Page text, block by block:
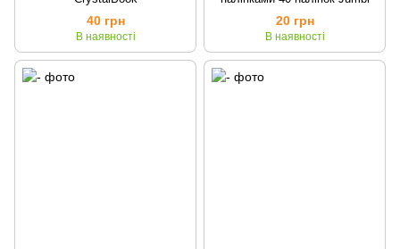
40 грн
В наявності
20 грн
В наявності